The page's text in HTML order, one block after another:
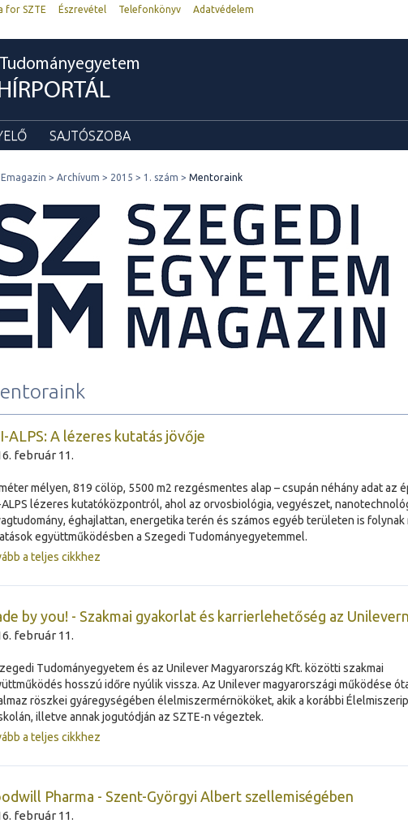
for SZTE Észrevétel Telefonkönyv
Adatvédelem
SAJTÓSZOBA
Archívum 2015 1. szám Mentoraink
ALPS: A lézeres kutatás jövője
február 11.
mélyen, 819 cölöp, 5500 m2 rezgésmentes alap – csupán néhány adat az
ALPS lézeres kutatóközpontról, ahol az orvosbiológia, vegyészet,
éghajlattan, energetika terén és számos egyéb területen is folynak
együttműködésben a Szegedi Tudományegyetemmel.
a teljes cikkhez
by you! - Szakmai gyakorlat és karrierlehetőség az
február 11.
Tudományegyetem és az Unilever Magyarország Kft. közötti szakmai
hosszú időre nyúlik vissza. Az Unilever magyarországi működése
röszkei gyáregységében élelmiszermérnököket, akik a korábbi
illetve annak jogutódján az SZTE-n végeztek.
a teljes cikkhez
Pharma - Szent-Györgyi Albert szellemiségében
február 11.